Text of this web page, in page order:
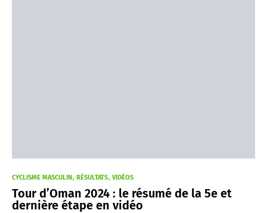
CYCLISME MASCULIN RÉSULTATS VIDÉOS
Tour d’Oman 2024 : le résumé de la 5e et
dernière étape en vidéo